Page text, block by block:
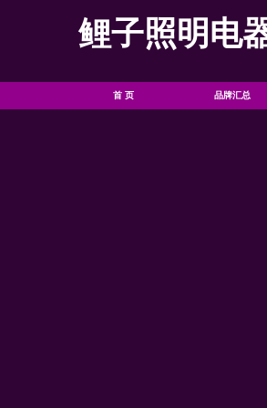
鲤子照明电
首 页 品牌汇总